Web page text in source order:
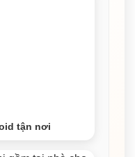
tận nơi